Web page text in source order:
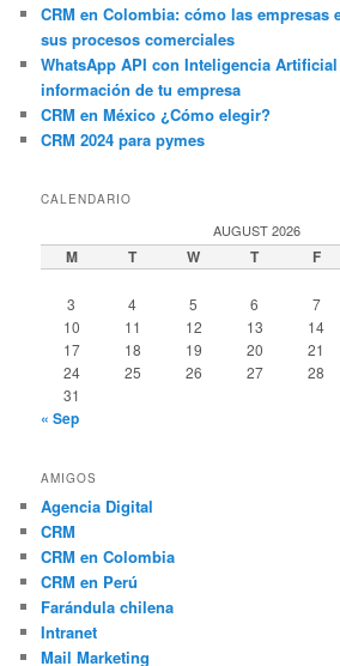
CRM en Colombia: cómo las empresas
sus procesos comerciales
WhatsApp API con Inteligencia
información de tu empresa
CRM en México ¿Cómo elegir?
CRM 2024 para pymes
CALENDARIO
AUGUST 2026
M T W T F
3
4 5 6 7
10
11 12 13 14
17
18 19 20 21
24
25 26 27 28
31
« Sep
AMIGOS
Agencia Digital
CRM
CRM en Colombia
CRM en Perú
Farándula chilena
Intranet
Mail Marketing